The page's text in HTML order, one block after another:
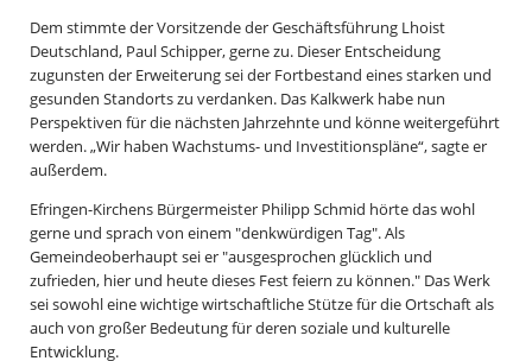
Dem stimmte der Vorsitzende der Geschäftsführung Lhoist
Deutschland, Paul Schipper, gerne zu. Dieser Entscheidung
zugunsten der Erweiterung sei der Fortbestand eines starken und
gesunden Standorts zu verdanken. Das Kalkwerk habe nun
Perspektiven für die nächsten Jahrzehnte und könne weitergeführt
werden. „Wir haben Wachstums- und Investitionspläne“, sagte er
außerdem.
Efringen-Kirchens Bürgermeister Philipp Schmid hörte das wohl
gerne und sprach von einem "denkwürdigen Tag". Als
Gemeindeoberhaupt sei er "ausgesprochen glücklich und
zufrieden, hier und heute dieses Fest feiern zu können." Das Werk
sei sowohl eine wichtige wirtschaftliche Stütze für die Ortschaft als
auch von großer Bedeutung für deren soziale und kulturelle
Entwicklung.